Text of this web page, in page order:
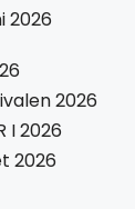
2026
2026
I 2026
2026